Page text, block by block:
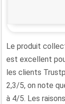
Le produit
est excellent
les clients
2,3/5, on note
à 4/5. Les